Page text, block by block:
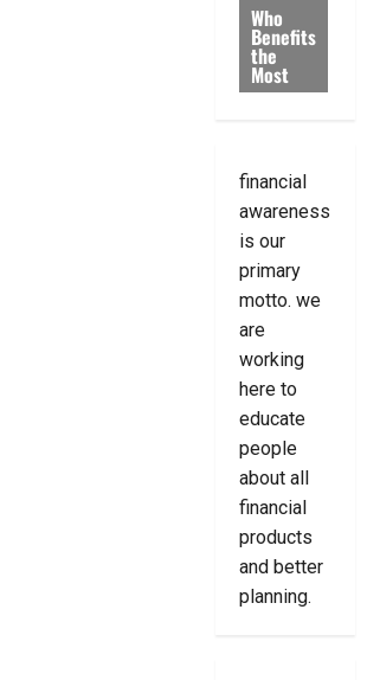
Who
Benefits
the
Most
financial
awareness
is our
primary
motto. we
are
working
here to
educate
people
about all
financial
products
and better
planning.